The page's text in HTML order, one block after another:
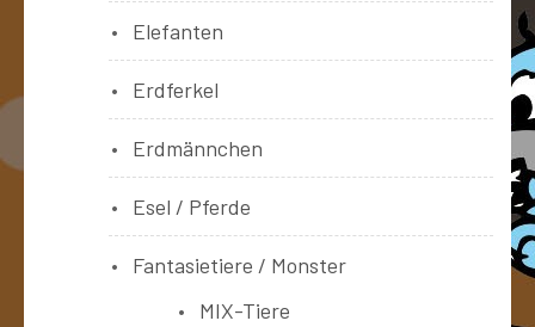
Elefanten
Erdferkel
Erdmännchen
Esel / Pferde
Fantasietiere / Monster
MIX-Tiere